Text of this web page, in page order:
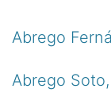
Abrego
Abrego